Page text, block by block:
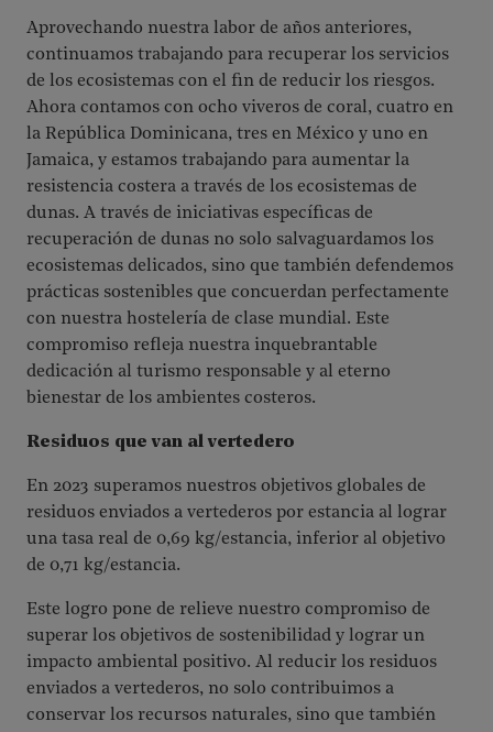
Aprovechando nuestra labor de años anteriores,
continuamos trabajando para recuperar los servicios
de los ecosistemas con el fin de reducir los riesgos.
Ahora contamos con ocho viveros de coral, cuatro en
la República Dominicana, tres en México y uno en
Jamaica, y estamos trabajando para aumentar la
resistencia costera a través de los ecosistemas de
dunas. A través de iniciativas específicas de
recuperación de dunas no solo salvaguardamos los
ecosistemas delicados, sino que también defendemos
prácticas sostenibles que concuerdan perfectamente
con nuestra hostelería de clase mundial. Este
compromiso refleja nuestra inquebrantable
dedicación al turismo responsable y al eterno
bienestar de los ambientes costeros.
Residuos que van al vertedero
En 2023 superamos nuestros objetivos globales de
residuos enviados a vertederos por estancia al lograr
una tasa real de 0,69 kg/estancia, inferior al objetivo
de 0,71 kg/estancia.
Este logro pone de relieve nuestro compromiso de
superar los objetivos de sostenibilidad y lograr un
impacto ambiental positivo. Al reducir los residuos
enviados a vertederos, no solo contribuimos a
conservar los recursos naturales, sino que también